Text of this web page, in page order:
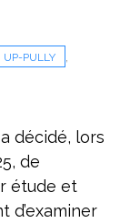
UP-PULLY
décidé, lors
de
étude et
d’examiner